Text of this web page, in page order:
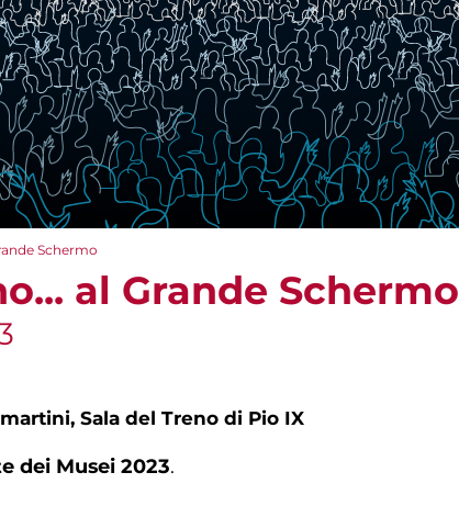
Schermo
al Grande Schermo
Sala del Treno di Pio IX
dei Musei 2023.